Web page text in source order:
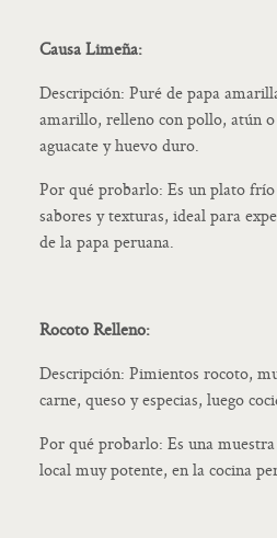
Causa Limeña:
Descripción: Puré de papa
amarillo, relleno con pollo, atún
aguacate y huevo duro.
Por qué probarlo: Es un plato frío
sabores y texturas, ideal para
de la papa peruana.
Rocoto Relleno:
Descripción: Pimientos rocoto,
carne, queso y especias, luego
Por qué probarlo: Es una
local muy potente, en la cocina